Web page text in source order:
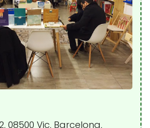
08500 Vic, Barcelona,